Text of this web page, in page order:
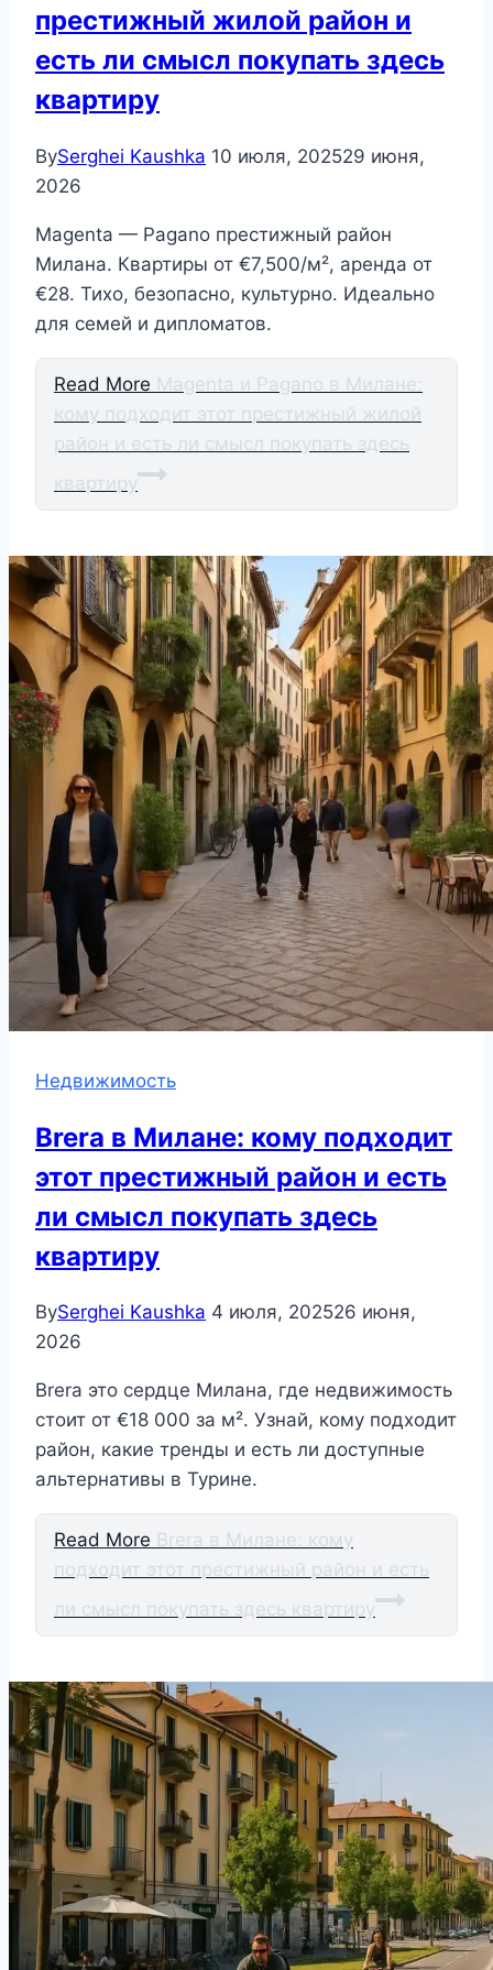
престижный жилой район и
есть ли смысл покупать здесь
квартиру
BySerghei Kaushka 10 июля, 202529 июня,
2026
Magenta — Pagano престижный район
Милана. Квартиры от €7,500/м², аренда от
€28. Тихо, безопасно, культурно. Идеально
для семей и дипломатов.
Read More Magenta и Pagano в Милане:
кому подходит этот престижный жилой
район и есть ли смысл покупать здесь
квартиру
Недвижимость
Brera в Милане: кому подходит
этот престижный район и есть
ли смысл покупать здесь
квартиру
BySerghei Kaushka 4 июля, 202526 июня,
2026
Brera это сердце Милана, где недвижимость
стоит от €18 000 за м². Узнай, кому подходит
район, какие тренды и есть ли доступные
альтернативы в Турине.
Read More Brera в Милане: кому
подходит этот престижный район и есть
ли смысл покупать здесь квартиру